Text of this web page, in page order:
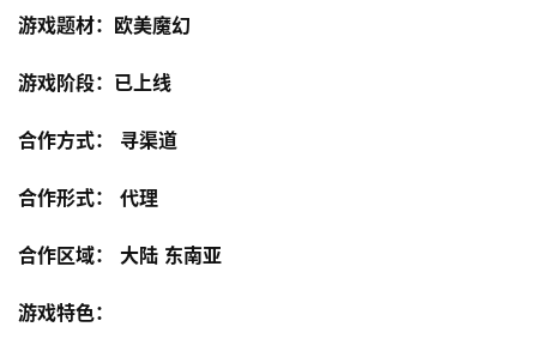
游戏题材：欧美魔幻
游戏阶段：已上线
合作方式： 寻渠道
合作形式： 代理
合作区域： 大陆 东南亚
游戏特色：